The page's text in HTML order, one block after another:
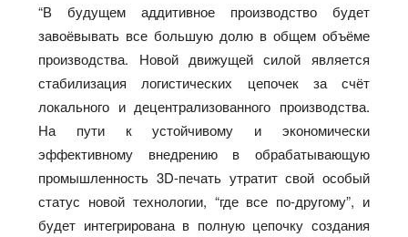
“В будущем аддитивное производство будет
завоёвывать все большую долю в общем объёме
производства. Новой движущей силой является
стабилизация логистических цепочек за счёт
локального и децентрализованного производства.
На пути к устойчивому и экономически
эффективному внедрению в обрабатывающую
промышленность 3D-печать утратит свой особый
статус новой технологии, “где все по-другому”, и
будет интегрирована в полную цепочку создания